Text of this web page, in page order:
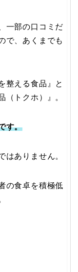
一部の口コミだ
で、あくまでも
整える食品』と
（トクホ）』。
す。
はありません。
の食卓を積極低